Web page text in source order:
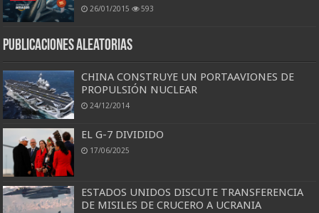
26/01/2015 593
Publicaciones aleatorias
CHINA CONSTRUYE UN PORTAAVIONES DE
PROPULSIÓN NUCLEAR
24/12/2014
EL G-7 DIVIDIDO
17/06/2025
ESTADOS UNIDOS DISCUTE TRANSFERENCIA
DE MISILES DE CRUCERO A UCRANIA